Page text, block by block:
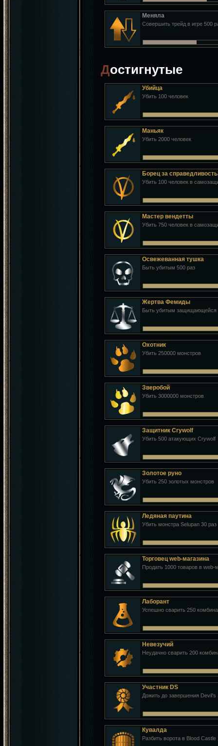
Меняла
Совершить трейд в игре 500
Достигнутые
Убийца
Убить 100 человек
Маньяк
Убить 2000 человек
Борец за справедливость
Убить 100 человек в
Мастер вендетты
Убить 750 человек в
Освежеванная тушка
Быть убитым 500 раз
Жертва Фемиды
Быть убитым защищающейся
Охотник
Убить 250000 монстров
Зверобой
Убить 3000000 монстров
Защитник Crywolf
Убить 500 атакующих Crywolf
Золотое руно
Убить 250 золотых монстров
Ледяная паутина
Убить монстра Selupan 30 раз
Торговец web-магазина
Продать 1000 товаров в web-
Лаборант
Успешно сварить 250
Невезучий
Неудачно сварить 200
Участник DS
Дожить до завершения Devil's
Кувалда
Разбить ворота в Blood Castle